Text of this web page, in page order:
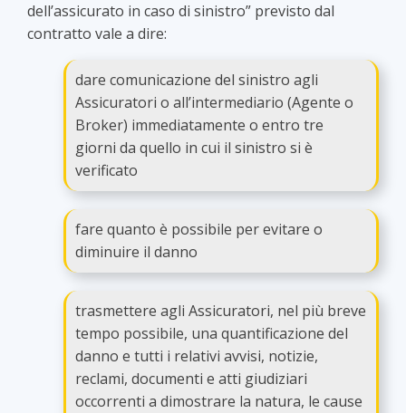
dell’assicurato in caso di sinistro” previsto dal
contratto vale a dire:
dare comunicazione del sinistro agli
Assicuratori o all’intermediario (Agente o
Broker) immediatamente o entro tre
giorni da quello in cui il sinistro si è
verificato
fare quanto è possibile per evitare o
diminuire il danno
trasmettere agli Assicuratori, nel più breve
tempo possibile, una quantificazione del
danno e tutti i relativi avvisi, notizie,
reclami, documenti e atti giudiziari
occorrenti a dimostrare la natura, le cause